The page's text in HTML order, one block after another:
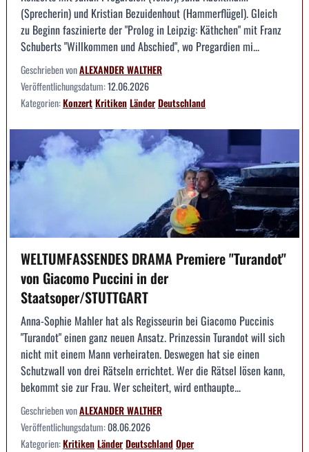
(Sprecherin) und Kristian Bezuidenhout (Hammerflügel). Gleich
zu Beginn faszinierte der "Prolog in Leipzig: Käthchen" mit Franz
Schuberts "Willkommen und Abschied", wo Pregardien mi...
Geschrieben vonALEXANDER WALTHER
Veröffentlichungsdatum:12.06.2026
Kategorien:KonzertKritikenLänderDeutschland
WELTUMFASSENDES DRAMA Premiere "Turandot"
von Giacomo Puccini in der
Staatsoper/STUTTGART
Anna-Sophie Mahler hat als Regisseurin bei Giacomo Puccinis
"Turandot" einen ganz neuen Ansatz. Prinzessin Turandot will sich
nicht mit einem Mann verheiraten. Deswegen hat sie einen
Schutzwall von drei Rätseln errichtet. Wer die Rätsel lösen kann,
bekommt sie zur Frau. Wer scheitert, wird enthaupte...
Geschrieben vonALEXANDER WALTHER
Veröffentlichungsdatum:08.06.2026
Kategorien:KritikenLänderDeutschlandOper